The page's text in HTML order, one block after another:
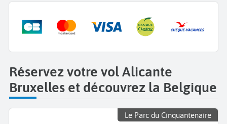
Réservez votre vol Alicante
Bruxelles et découvrez la Belgique
Le Parc du Cinquantenaire